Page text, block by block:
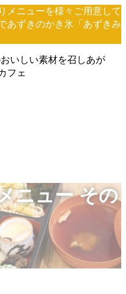
メニューを様々ご用意して
あずきのかき氷「あずきみ
いしい素材を召しあが
フェ
ニュー その